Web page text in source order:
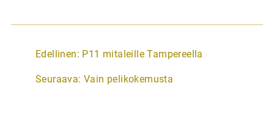
A
t
Edellinen: P11 mitaleille Tampereella
Seuraava: Vain pelikokemusta